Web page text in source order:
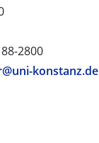
2800
konstanz.de